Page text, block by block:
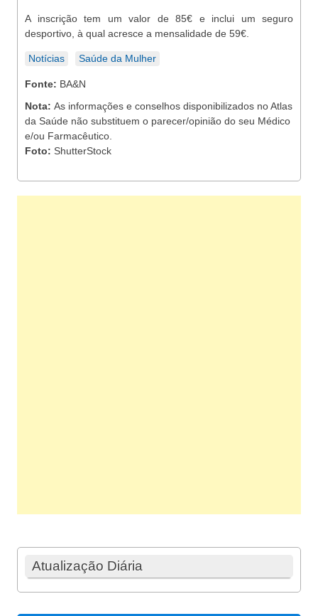
A inscrição tem um valor de 85€ e inclui um seguro
desportivo, à qual acresce a mensalidade de 59€.
Notícias Saúde da Mulher
Fonte: BA&N
Nota: As informações e conselhos disponibilizados no Atlas
da Saúde não substituem o parecer/opinião do seu Médico
e/ou Farmacêutico.
Foto: ShutterStock
Atualização Diária